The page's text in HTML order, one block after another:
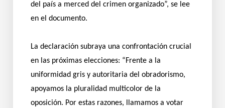
del país a merced del crimen organizado”, se lee
en el documento.
La declaración subraya una confrontación crucial
en las próximas elecciones: “Frente a la
uniformidad gris y autoritaria del obradorismo,
apoyamos la pluralidad multicolor de la
oposición. Por estas razones, llamamos a votar